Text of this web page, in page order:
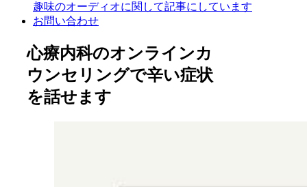
趣味のオーディオに関して記事にしています
お問い合わせ
心療内科のオンラインカ
ウンセリングで辛い症状
を話せます